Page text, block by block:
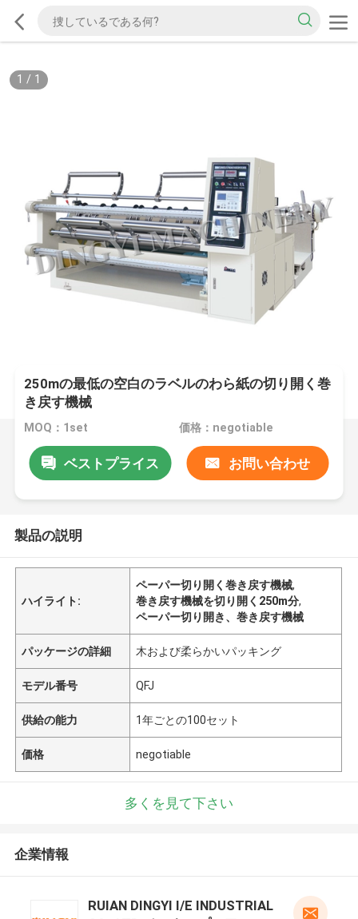
1 / 1
250mの最低の空白のラベルのわら紙の切り開く巻
き戻す機械
MOQ：1set 価格：negotiable
ベストプライス お問い合わせ
製品の説明
ハイライト:
ペーパー切り開く巻き戻す機械,
巻き戻す機械を切り開く250m分,
ペーパー切り開き、巻き戻す機械
パッケージの詳細 木および柔らかいパッキング
モデル番号 QFJ
供給の能力 1年ごとの100セット
価格 negotiable
多くを見て下さい
企業情報
RUIAN DINGYI I/E INDUSTRIAL